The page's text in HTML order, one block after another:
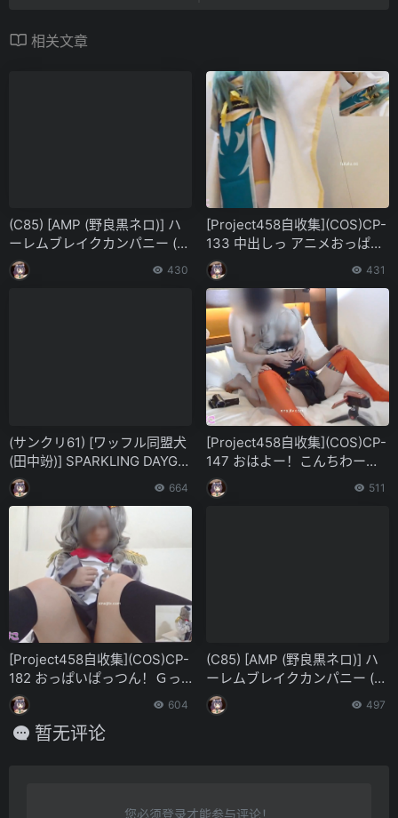
相关文章
(C85) [AMP (野良黒ネロ)] ハ
ーレムブレイクカンパニー (ア
ウトブレイク・カンパニー 萌
える侵略者)
430
[Project458自收集](COS)CP-
133 中出しっ アニメおっぱい
F65カップ19歳JDちゃんきよ
ひーコスでデビュー 第三四一
弹
431
(サンクリ61) [ワッフル同盟犬
(田中竕)] SPARKLING DAYGA
ME (アウトブレイク・カンパ
ニー 萌える侵略者)
664
[Project458自收集](COS)CP-
147 おはよー！こんちわー！
こんばんはー！Ｈするよー！-
中出しえっち編- 第三五五弹
511
[Project458自收集](COS)CP-
182 おっぱいぱっつん！Ｇっ
ぱいちゃんに淫魔像鹿島コス
をお願いしてきました-オナニ
ー編- 第三九零弹
604
(C85) [AMP (野良黒ネロ)] ハ
ーレムブレイクカンパニー (ア
ウトブレイク・カンパニー)
[中国翻訳]
497
暂无评论
您必须登录才能参与评论！